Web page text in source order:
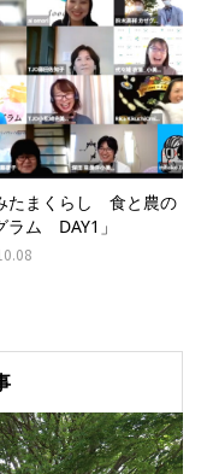
たまくらし 食と農の
ラム DAY1」